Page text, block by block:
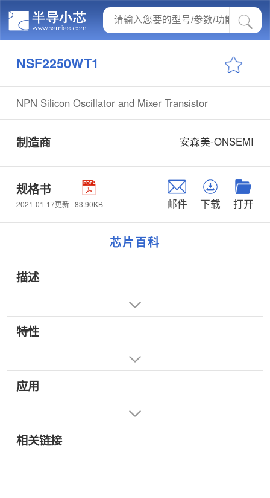
NSF2250WT1
NPN Silicon Oscillator and Mixer Transistor
制造商 安森美-ONSEMI
规格书
2021-01-17更新 83.90KB 邮件 下载 打开
芯片百科
描述
特性
应用
相关链接